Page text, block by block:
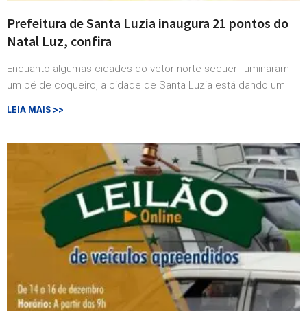
Prefeitura de Santa Luzia inaugura 21 pontos do
Natal Luz, confira
Enquanto algumas cidades do vetor norte sequer iluminaram
um pé de coqueiro, a cidade de Santa Luzia está dando um
LEIA MAIS >>